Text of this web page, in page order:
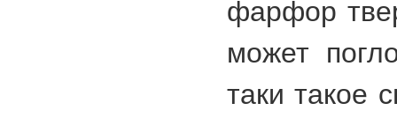
фарфор
может
таки такое